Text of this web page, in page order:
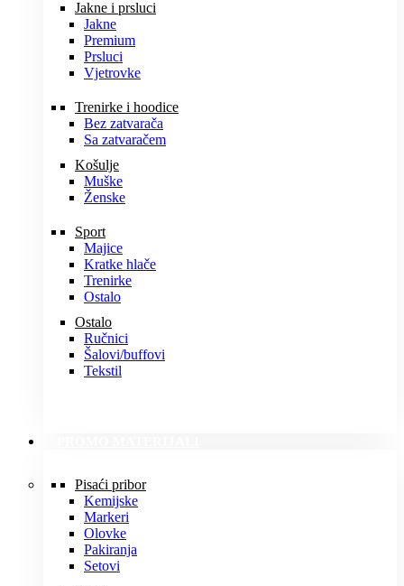
Jakne i prsluci
Jakne
Premium
Prsluci
Vjetrovke
Trenirke i hoodice
Bez zatvarača
Sa zatvaračem
Košulje
Muške
Ženske
Sport
Majice
Kratke hlače
Trenirke
Ostalo
Ostalo
Ručnici
Šalovi/buffovi
Tekstil
Pisaći pribor
Kemijske
Markeri
Olovke
Pakiranja
Setovi